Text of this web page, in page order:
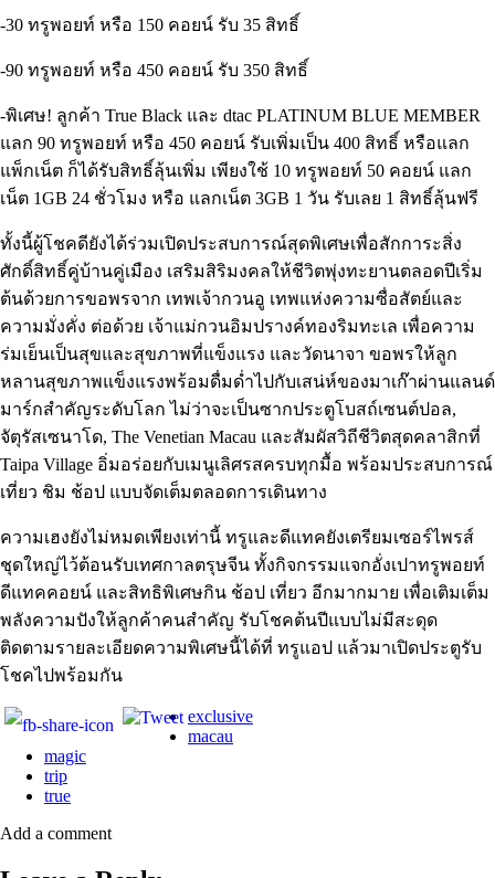
-30 ทรูพอยท์ หรือ 150 คอยน์ รับ 35 สิทธิ์
-90 ทรูพอยท์ หรือ 450 คอยน์ รับ 350 สิทธิ์
-พิเศษ! ลูกค้า True Black และ dtac PLATINUM BLUE MEMBER
แลก 90 ทรูพอยท์ หรือ 450 คอยน์ รับเพิ่มเป็น 400 สิทธิ์ หรือแลก
แพ็กเน็ต ก็ได้รับสิทธิ์ลุ้นเพิ่ม เพียงใช้ 10 ทรูพอยท์ 50 คอยน์ แลก
เน็ต 1GB 24 ชั่วโมง หรือ แลกเน็ต 3GB 1 วัน รับเลย 1 สิทธิ์ลุ้นฟรี
ทั้งนี้ผู้โชคดียังได้ร่วมเปิดประสบการณ์สุดพิเศษเพื่อสักการะสิ่ง
ศักดิ์สิทธิ์คู่บ้านคู่เมือง เสริมสิริมงคลให้ชีวิตพุ่งทะยานตลอดปีเริ่ม
ต้นด้วยการขอพรจาก เทพเจ้ากวนอู เทพแห่งความซื่อสัตย์และ
ความมั่งคั่ง ต่อด้วย เจ้าแม่กวนอิมปรางค์ทองริมทะเล เพื่อความ
ร่มเย็นเป็นสุขและสุขภาพที่แข็งแรง และวัดนาจา ขอพรให้ลูก
หลานสุขภาพแข็งแรงพร้อมดื่มด่ำไปกับเสน่ห์ของมาเก๊าผ่านแลนด์
มาร์กสำคัญระดับโลก ไม่ว่าจะเป็นซากประตูโบสถ์เซนต์ปอล,
จัตุรัสเซนาโด, The Venetian Macau และสัมผัสวิถีชีวิตสุดคลาสิกที่
Taipa Village อิ่มอร่อยกับเมนูเลิศรสครบทุกมื้อ พร้อมประสบการณ์
เที่ยว ชิม ช้อป แบบจัดเต็มตลอดการเดินทาง
ความเฮงยังไม่หมดเพียงเท่านี้ ทรูและดีแทคยังเตรียมเซอร์ไพรส์
ชุดใหญ่ไว้ต้อนรับเทศกาลตรุษจีน ทั้งกิจกรรมแจกอั่งเปาทรูพอยท์
ดีแทคคอยน์ และสิทธิพิเศษกิน ช้อป เที่ยว อีกมากมาย เพื่อเติมเต็ม
พลังความปังให้ลูกค้าคนสำคัญ รับโชคต้นปีแบบไม่มีสะดุด
ติดตามรายละเอียดความพิเศษนี้ได้ที่ ทรูแอป แล้วมาเปิดประตูรับ
โชคไปพร้อมกัน
exclusive
macau
magic
trip
true
Add a comment